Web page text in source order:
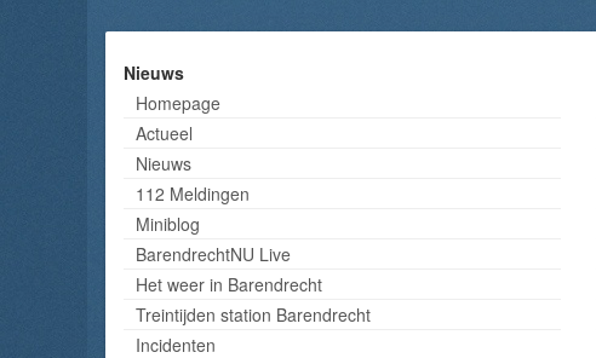
Nieuws
Homepage
Actueel
Nieuws
112 Meldingen
Miniblog
BarendrechtNU Live
Het weer in Barendrecht
Treintijden station Barendrecht
Incidenten